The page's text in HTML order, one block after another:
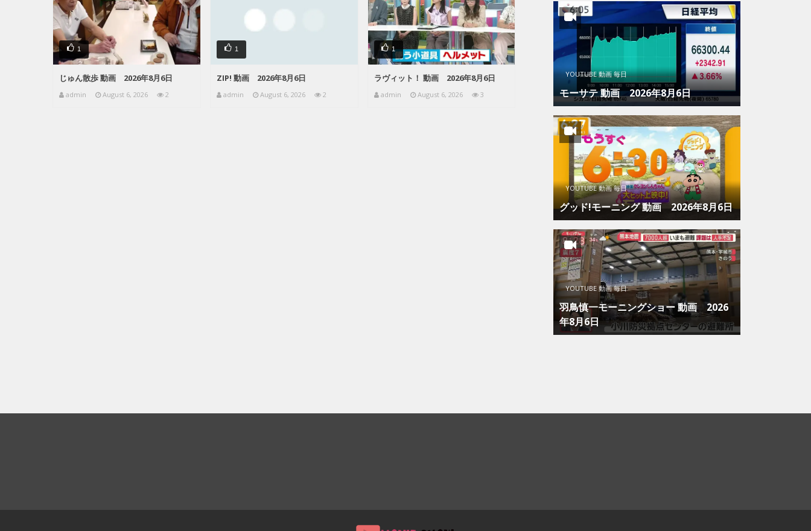
1
じゅん散歩 動画 2026年8月6日
admin August 6, 2026 2
1
ZIP! 動画 2026年8月6日
admin August 6, 2026 2
1
ラヴィット！ 動画 2026年8月6日
admin August 6, 2026 3
YOUTUBE 動画 毎日
モーサテ 動画 2026年8月6日
YOUTUBE 動画 毎日
グッド!モーニング 動画 2026年8月6日
YOUTUBE 動画 毎日
羽鳥慎一モーニングショー 動画 2026
年8月6日